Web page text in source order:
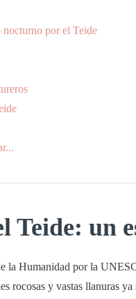
nocturno por el Teide
Teide: un
la Humanidad por la
rocosas y vastas llanuras